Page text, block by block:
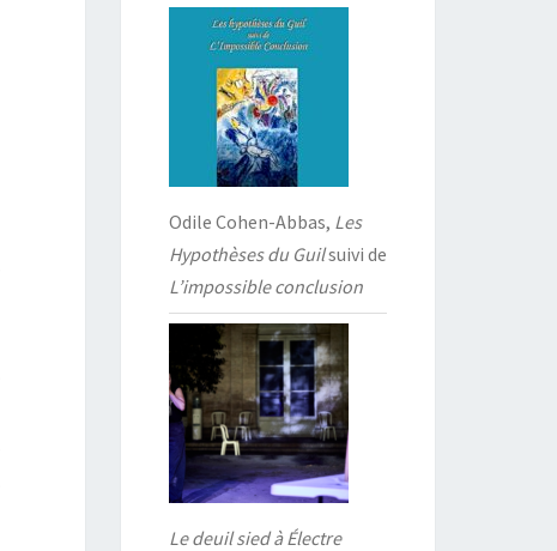
Odile Cohen-Abbas, Les
Hypothèses du Guilsuivi de
L’impossible conclusion
Le deuil sied à Électre